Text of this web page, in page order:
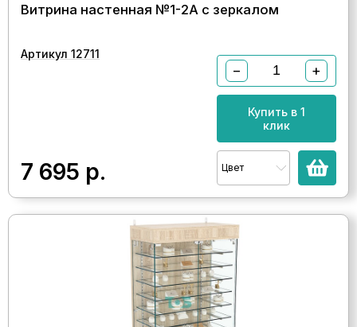
Витрина настенная №1-2А с зеркалом
Артикул 12711
7 695 р.
− +
Купить в 1
клик
Цвет